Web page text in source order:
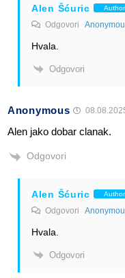
Alen Šćuric Author
Odgovori
Hvala.
Odgovori
Anonymous
Alen jako dobar clanak.
Odgovori
Alen Šćuric Author
Odgovori
Hvala.
Odgovori